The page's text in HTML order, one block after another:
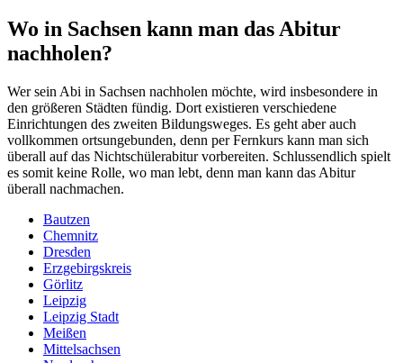
Wo in Sachsen kann man das Abitur
nachholen?
Wer sein Abi in Sachsen nachholen möchte, wird insbesondere in
den größeren Städten fündig. Dort existieren verschiedene
Einrichtungen des zweiten Bildungsweges. Es geht aber auch
vollkommen ortsungebunden, denn per Fernkurs kann man sich
überall auf das Nichtschülerabitur vorbereiten. Schlussendlich spielt
es somit keine Rolle, wo man lebt, denn man kann das Abitur
überall nachmachen.
Bautzen
Chemnitz
Dresden
Erzgebirgskreis
Görlitz
Leipzig
Leipzig Stadt
Meißen
Mittelsachsen